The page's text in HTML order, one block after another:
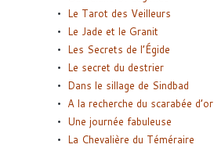
Le Tarot des Veilleurs
Le Jade et le Granit
Les Secrets de l’Égide
Le secret du destrier
Dans le sillage de Sindbad
A la recherche du scarabée d’or
Une journée fabuleuse
La Chevalière du Téméraire